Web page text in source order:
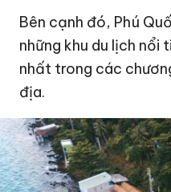
Bên cạnh đó, Phú
những khu du lịch nổi
nhất trong các
địa.